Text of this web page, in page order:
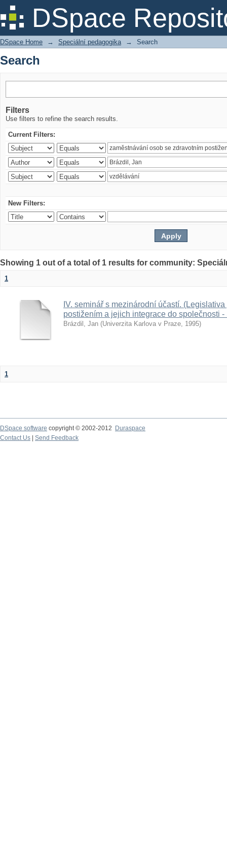
DSpace
Search
DSpace Home → Speciální pedagogika → Search
Search
Filters
Use filters to refine the search results.
Current Filters:
New Filters:
Showing 1 out of a total of 1 results for community:
1
IV. seminář s mezinárodní účastí.
postižením a jejich integrace do společnosti -
Brázdil, Jan (Univerzita Karlova v Praze, 1995)
1
DSpace software copyright © 2002-2012
Duraspace
Contact Us
Send Feedback